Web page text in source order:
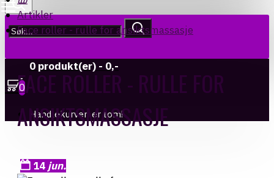
0 produkt(er) - 0,-
0
Handlekurven er tom!
Artikler
Face roller - rulle for ansiktsmassasje
FACE ROLLER - RULLE FOR
ANSIKTSMASSASJE
14 jun.